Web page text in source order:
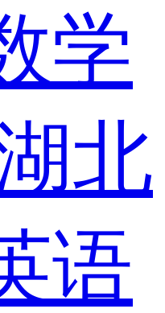
学
北
语